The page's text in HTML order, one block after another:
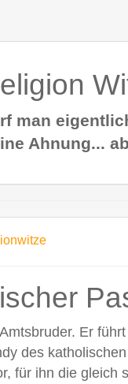
man
Ahnung...
Er
des
für ihn die gleich